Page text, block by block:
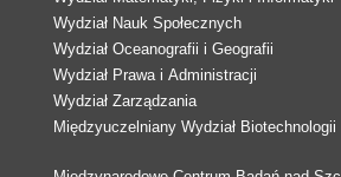
Wydział Nauk Społecznych
Wydział Oceanografii i Geografii
Wydział Prawa i Administracji
Wydział Zarządzania
Międzyuczelniany Wydział Biotechnologii